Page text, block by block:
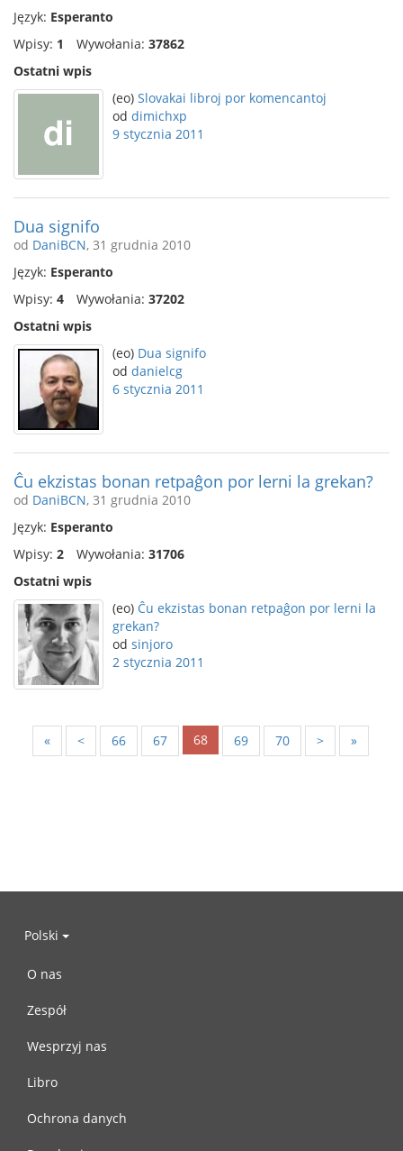
Język: Esperanto
Wpisy: 1 Wywołania: 37862
Ostatni wpis
(eo) Slovakai libroj por komencantoj
od dimichxp
9 stycznia 2011
Dua signifo
od DaniBCN, 31 grudnia 2010
Język: Esperanto
Wpisy: 4 Wywołania: 37202
Ostatni wpis
(eo) Dua signifo
od danielcg
6 stycznia 2011
Ĉu ekzistas bonan retpaĝon por lerni la grekan?
od DaniBCN, 31 grudnia 2010
Język: Esperanto
Wpisy: 2 Wywołania: 31706
Ostatni wpis
(eo) Ĉu ekzistas bonan retpaĝon por lerni la
grekan?
od sinjoro
2 stycznia 2011
« < 66 67 68 69 70 > »
Polski
O nas
Zespół
Wesprzyj nas
Libro
Ochrona danych